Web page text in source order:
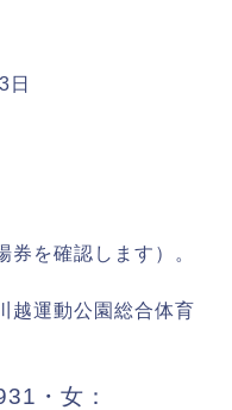
日
券を確認します）。
越運動公園総合体育
・女：